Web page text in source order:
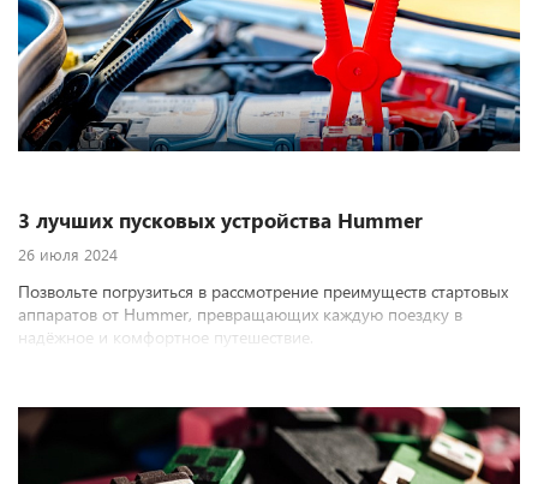
3 лучших пусковых устройства Hummer
26 июля 2024
Позвольте погрузиться в рассмотрение преимуществ стартовых
аппаратов от Hummer, превращающих каждую поездку в
надёжное и комфортное путешествие.